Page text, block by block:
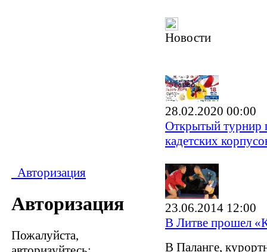
Авторизация
Авторизация
Пожалуйста,
Новости
28.02.2020 00:00
Открытый турнир
кадетских
23.06.2014 12:00
В Литве прошел
В Паланге,